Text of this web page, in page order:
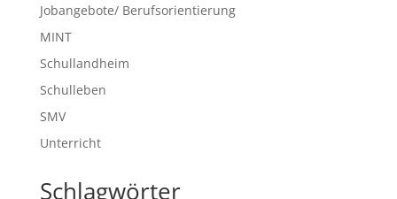
Jobangebote/ Berufsorientierung
MINT
Schullandheim
Schulleben
SMV
Unterricht
Schlagwörter